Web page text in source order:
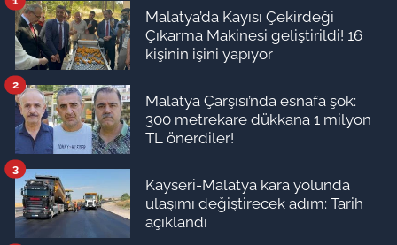
akşam saatleri için uyarı! Bugün
hava nasıl olacak?
Malatya Haberleri
08:58 Malatya’da 9 Ağustos 2026
Pazar elektrik kesintisi! İşte ilçe
Malatya’da Kayısı Çekirdeği
Çıkarma Makinesi geliştirildi! 16
kişinin işini yapıyor
Malatya Çarşısı’nda esnafa şok:
300 metrekare dükkana 1 milyon
TL önerdiler!
2
Kayseri-Malatya kara yolunda
ulaşımı değiştirecek adım: Tarih
açıklandı
3